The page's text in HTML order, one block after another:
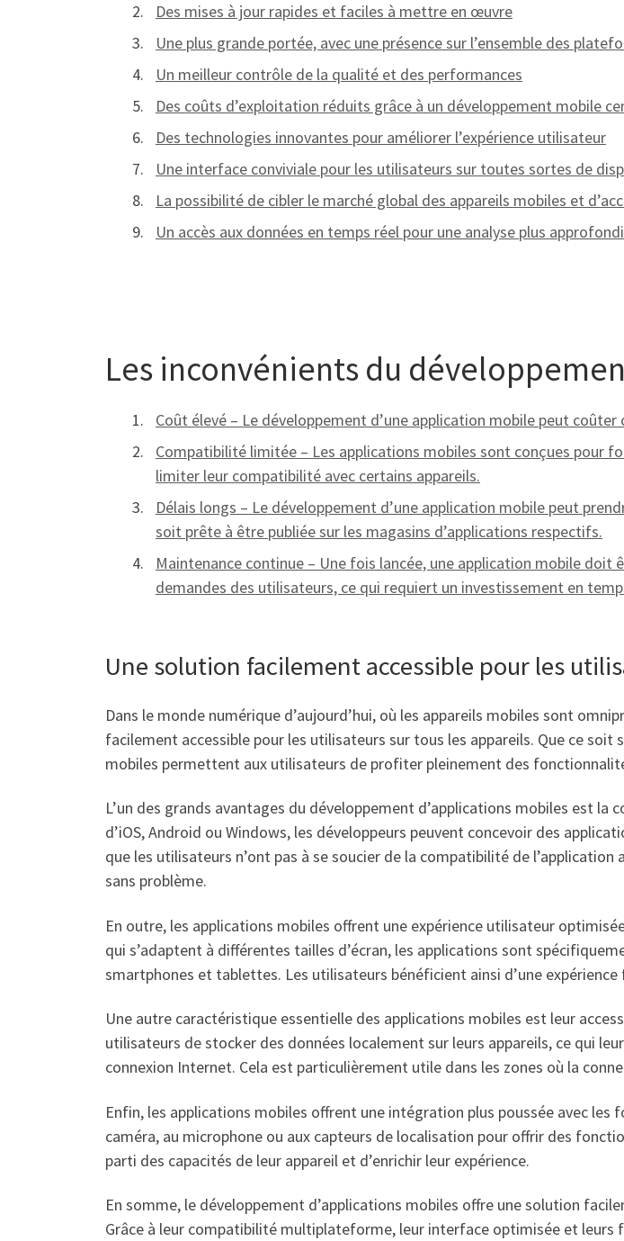
Des mises à jour rapides et faciles à mettre en œuvre
Une plus grande portée, avec une présence sur l’ensemble des
Un meilleur contrôle de la qualité et des performances
Des coûts d’exploitation réduits grâce à un développement mobile
Des technologies innovantes pour améliorer l’expérience utilisateur
Une interface conviviale pour les utilisateurs sur toutes sortes de
La possibilité de cibler le marché global des appareils mobiles et
Un accès aux données en temps réel pour une analyse plus
Les inconvénients du
Coût élevé – Le développement d’une application mobile peut
Compatibilité limitée – Les applications mobiles sont conçues pour
limiter leur compatibilité avec certains appareils.
Délais longs – Le développement d’une application mobile peut
soit prête à être publiée sur les magasins d’applications respectifs.
Maintenance continue – Une fois lancée, une application mobile
demandes des utilisateurs, ce qui requiert un investissement en
Une solution facilement accessible pour les
Dans le monde numérique d’aujourd’hui, où les appareils mobiles sont
facilement accessible pour les utilisateurs sur tous les appareils. Que ce
mobiles permettent aux utilisateurs de profiter pleinement des
L’un des grands avantages du développement d’applications mobiles est
d’iOS, Android ou Windows, les développeurs peuvent concevoir des
que les utilisateurs n’ont pas à se soucier de la compatibilité de
sans problème.
En outre, les applications mobiles offrent une expérience utilisateur
qui s’adaptent à différentes tailles d’écran, les applications sont
smartphones et tablettes. Les utilisateurs bénéficient ainsi d’une
Une autre caractéristique essentielle des applications mobiles est leur
utilisateurs de stocker des données localement sur leurs appareils, ce qui
connexion Internet. Cela est particulièrement utile dans les zones où la
Enfin, les applications mobiles offrent une intégration plus poussée avec les
caméra, au microphone ou aux capteurs de localisation pour offrir des
parti des capacités de leur appareil et d’enrichir leur expérience.
En somme, le développement d’applications mobiles offre une solution
Grâce à leur compatibilité multiplateforme, leur interface optimisée et